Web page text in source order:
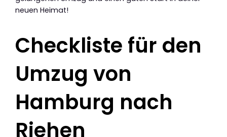
neuen Heimat!
Checkliste für den
Umzug von
Hamburg nach
Riehen